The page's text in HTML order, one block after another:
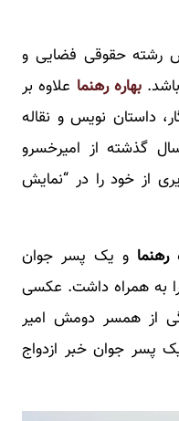
رشته حقوقی فضایی و
بهاره رهنما علاوه بر
داستان نویس و نقاله
گذشته از امیرخسرو
از خود را در “نمایش
رهنماو یک پسر جوان
به همراه داشت. عکسی
از همسر دومش امیر
پسر جوان خبر ازدواج